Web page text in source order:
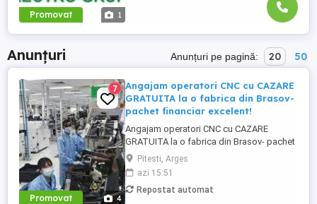
Promovat 1
Anunțuri Anunțuri pe pagină: 20 50
Promovat 4
7
Angajam operatori CNC cu CAZARE
GRATUITA la o fabrica din Brasov-
pachet financiar excelent!
Angajam operatori CNC cu CAZARE
GRATUITA la o fabrica din Brasov- pachet
financiar excelent! Angajam operatori CNC
care au cunostinte de desen tehnic cu
CAZARE GRATUITA la o fabrica din Brasov
- pachet financiar atractiv. Locul de munca
Pitesti, Arges
azi 15:51
Repostat automat